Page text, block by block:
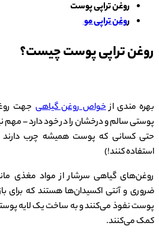
روغن تراپی پوست
روغن تراپی مو
روغن تراپی پوست چیست؟
بهره مندی ازخواص روغن گیاهی جهت
پوستی سالم و درخشان را در خود دارد – مهم
حتی کسانی که پوست همیشه چرب دارند
استفاده کنند!)
ضروری و آنتی اکسیدان‌ها هستند که برای
پوست نفوذ می‌کنند و به ساخت یک لایه
کمک می‌کنند.